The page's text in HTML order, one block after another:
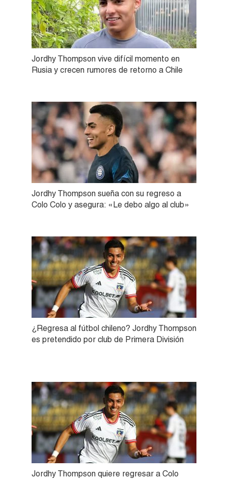
Jordhy Thompson vive difícil momento en
Rusia y crecen rumores de retorno a Chile
Jordhy Thompson sueña con su regreso a
Colo Colo y asegura: «Le debo algo al club»
¿Regresa al fútbol chileno? Jordhy Thompson
es pretendido por club de Primera División
Jordhy Thompson quiere regresar a Colo